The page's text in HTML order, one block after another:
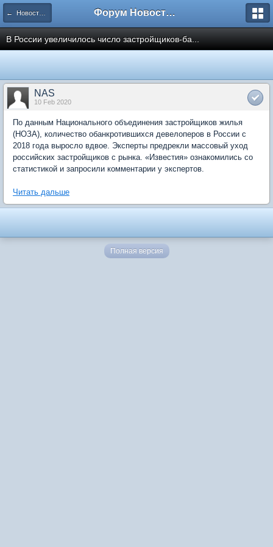
← Новости рынка недвижимости Форум Новостройки
В России увеличилось число застройщиков-ба...
NAS
10 Feb 2020
По данным Национального объединения застройщиков жилья
(НОЗА), количество обанкротившихся девелоперов в России с
2018 года выросло вдвое. Эксперты предрекли массовый уход
российских застройщиков с рынка. «Известия» ознакомились со
статистикой и запросили комментарии у экспертов.
Читать дальше
Полная версия